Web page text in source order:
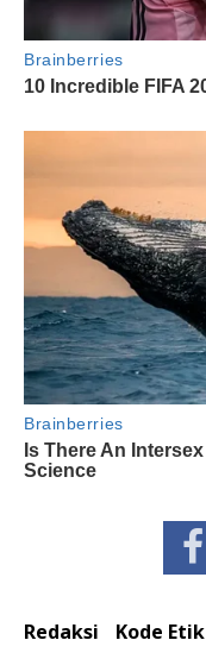
Redaksi Kode Etik